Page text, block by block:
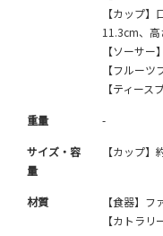
【カップ
11.3cm、
【ソーサ
【フルー
【ティー
重量 -
サイズ・容
量
【カップ
材質
【食器】
【カトラリ